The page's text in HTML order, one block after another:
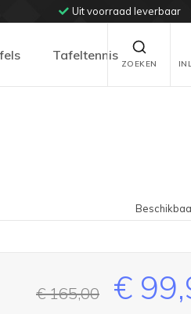
Uit voorraad leverbaar
Tafeltennis
ZOEKEN
€ 165,00 €